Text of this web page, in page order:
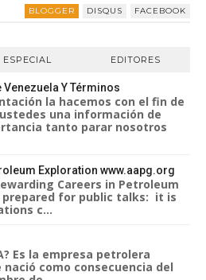
BLOGGER DISQUS FACEBOOK
ESPECIAL EDITORES
Y Términos
la hacemos con el fin de
una información de
tanto parar nosotros
Exploration www.aapg.org
Careers in Petroleum
prepared for public talks: it is
c...
Es la empresa petrolera
como consecuencia del